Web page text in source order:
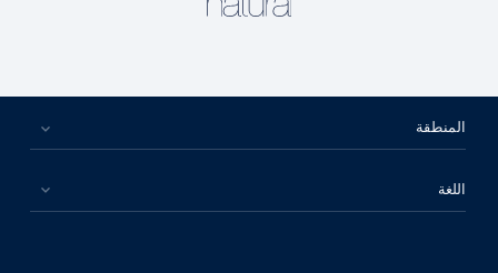
المنطقة
اللغة